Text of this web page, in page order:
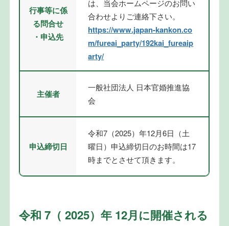
行事等に係
る問合せ
・申込先
は、当会ホームページのお問い
合わせよりご連絡下さい。
https://www.japan-kankon.co
m/fureai_party/192kai_fureaip
arty/
主催者
一般社団法人 日本官婚推進協
会
申込締切日
令和7（2025）年12月6日（土
曜日）申込締切日のお時間は17
時までとさせて頂きます。
令和 7（ 2025）年 12月に開催される